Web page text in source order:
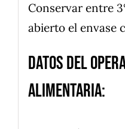
Conservar entre
abierto el envase
Datos del
alimentaria: